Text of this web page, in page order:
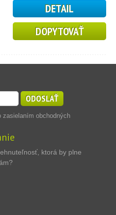
DETAIL
DOPYTOVAŤ
ODOSLAŤ
zasielaním obchodných
ktorá by plne